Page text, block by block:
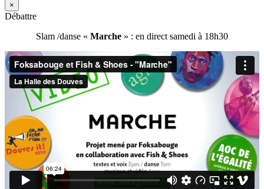
×
Débattre
Slam /danse « Marche » : en direct samedi à 18h30